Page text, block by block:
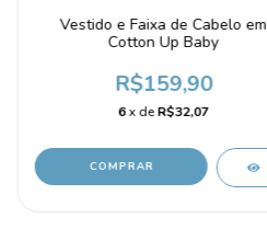
Vestido e Faixa de Cabelo em
Cotton Up Baby
R$159,90
6x deR$32,07
COMPRAR